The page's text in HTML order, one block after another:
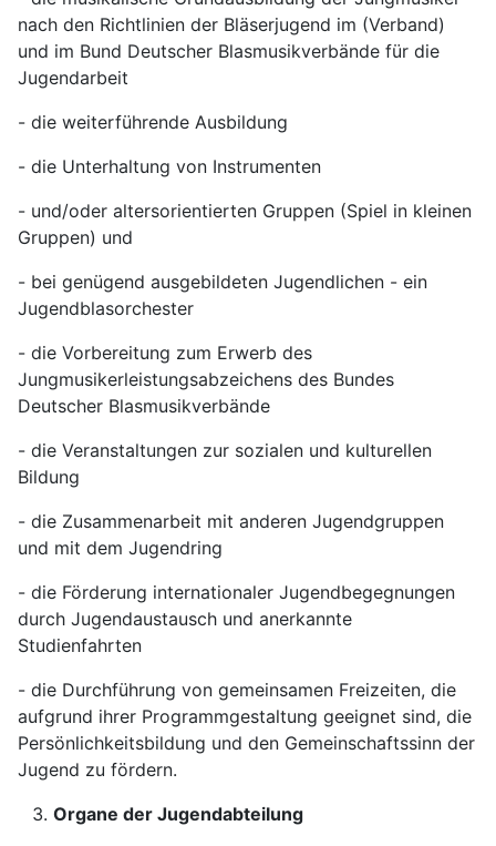
nach den Richtlinien der Bläserjugend im (Verband)
und im Bund Deutscher Blasmusikverbände für die
Jugendarbeit
- die weiterführende Ausbildung
- die Unterhaltung von Instrumenten
- und/oder altersorientierten Gruppen (Spiel in kleinen
Gruppen) und
- bei genügend ausgebildeten Jugendlichen - ein
Jugendblasorchester
- die Vorbereitung zum Erwerb des
Jungmusikerleistungsabzeichens des Bundes
Deutscher Blasmusikverbände
- die Veranstaltungen zur sozialen und kulturellen
Bildung
- die Zusammenarbeit mit anderen Jugendgruppen
und mit dem Jugendring
- die Förderung internationaler Jugendbegegnungen
durch Jugendaustausch und anerkannte
Studienfahrten
- die Durchführung von gemeinsamen Freizeiten, die
aufgrund ihrer Programmgestaltung geeignet sind, die
Persönlichkeitsbildung und den Gemeinschaftssinn der
Jugend zu fördern.
Organe der Jugendabteilung